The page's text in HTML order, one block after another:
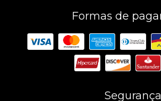
Formas de
Segurança